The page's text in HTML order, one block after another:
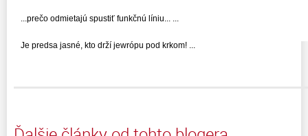
...prečo odmietajú spustiť funkčnú líniu... ...
Je predsa jasné, kto drží jewrópu pod krkom! ...